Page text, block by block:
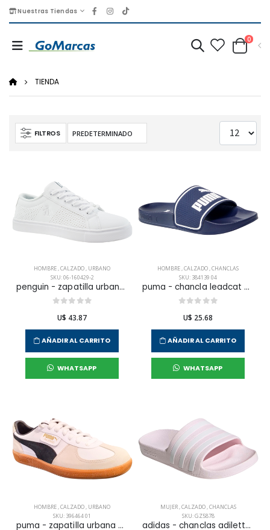
Nuestras Tiendas
0
TIENDA
FILTROS
HOMBRE,CALZADO, URBANO
SKU: 06-160429-2
penguin - zapatilla urbana terrest para hombre
U$ 43.87
AÑADIR AL CARRITO
WHATSAPP
HOMBRE,CALZADO,CHANCLAS
SKU: 384139 04
puma - chancla leadcat 2.0 l12 para hombre
U$ 25.68
AÑADIR AL CARRITO
WHATSAPP
HOMBRE,CALZADO, URBANO
SKU: 396464 01
puma - zapatilla urbana palermo lth / b12 para hombre
MUJER,CALZADO,CHANCLAS
SKU: GZ5878
adidas - chanclas adilette aqua para mujer